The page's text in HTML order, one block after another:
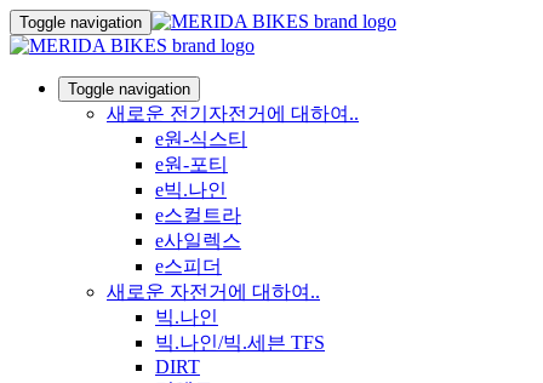
Toggle navigation
Toggle navigation
새로운 전기자전거에 대하여..
e원-식스티
e원-포티
e빅.나인
e스컬트라
e사일렉스
e스피더
새로운 자전거에 대하여..
빅.나인
빅.나인/빅.세븐 TFS
DIRT